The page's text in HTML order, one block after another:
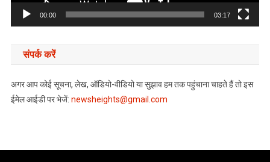
00:00 03:17
संपर्क करें
अगर आप कोई सूचना, लेख, ऑडियो-वीडियो या सुझाव हम तक पहुंचाना चाहते हैं तो इस
ईमेल आईडी पर भेजें: newsheights@gmail.com